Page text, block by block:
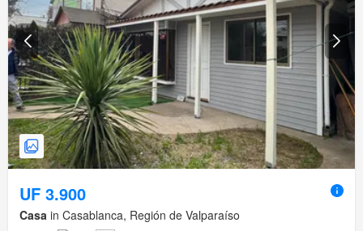
UF 3.900
Casa in Casablanca, Región de Valparaíso